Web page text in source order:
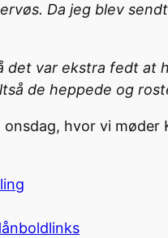
Da jeg blev
det var ekstra fedt at
de heppede og
hvor vi møder